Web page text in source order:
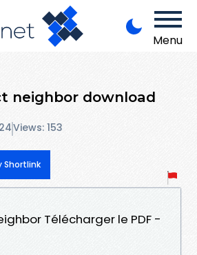
Menu
neighbor download
Views: 153
Shortlink
Télécharger le PDF -